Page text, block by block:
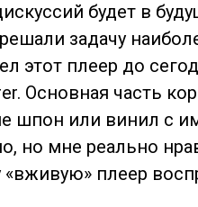
будет в
задачу
этот плеер до
часть
шпон или винил с
но мне реально
плеер